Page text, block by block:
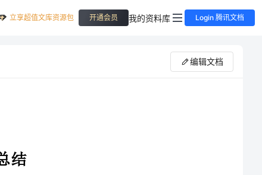
立享超值文库资源包 开通会员 我的资料库 Login 腾讯文档
编辑文档